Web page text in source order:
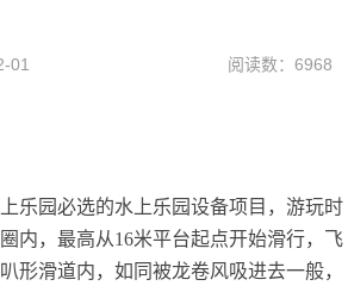
01 阅读数：6968
乐园必选的水上乐园设备项 目，游玩时
内，最高从16米平台起点开始滑行，飞
形滑道内，如同被龙卷风吸进去一般，